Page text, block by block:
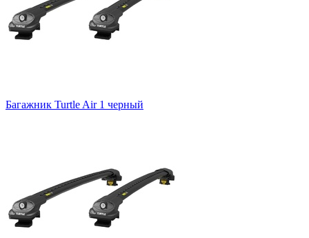
Багажник Turtle Air 1 черный